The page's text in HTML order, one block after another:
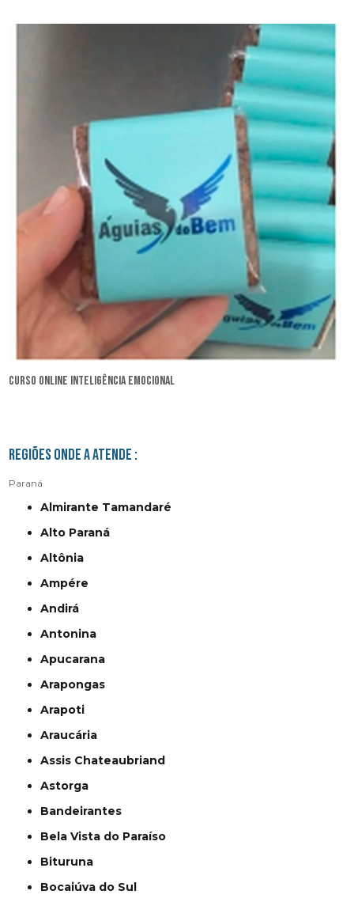
curso online inteligência emocional
Regiões onde a atende :
Paraná
Almirante Tamandaré
Alto Paraná
Altônia
Ampére
Andirá
Antonina
Apucarana
Arapongas
Arapoti
Araucária
Assis Chateaubriand
Astorga
Bandeirantes
Bela Vista do Paraíso
Bituruna
Bocaiúva do Sul